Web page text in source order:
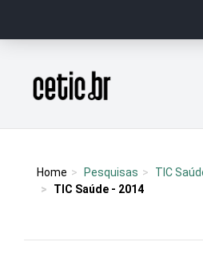
Página inicial
Home Pesquisas TIC
TIC Saúde - 2014